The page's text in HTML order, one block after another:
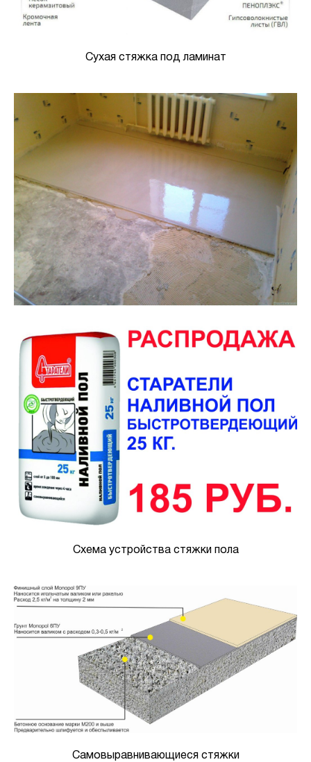
Сухая стяжка под ламинат
Схема устройства стяжки пола
Самовыравнивающиеся стяжки